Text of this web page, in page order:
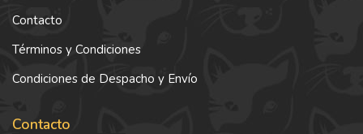
Contacto
Términos y Condiciones
Condiciones de Despacho y Envío
Contacto